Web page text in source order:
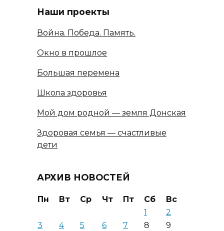
Наши проекты
Война. Победа. Память.
Окно в прошлое
Большая перемена
Школа здоровья
Мой дом родной — земля Донская
Здоровая семья — счастливые
дети
АРХИВ НОВОСТЕЙ
Пн Вт Ср Чт Пт Сб
Вс
1
2
3
4 5 6 7 8
9